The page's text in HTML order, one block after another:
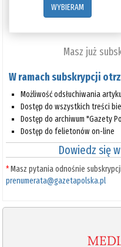
WYBIERAM
Masz już
W ramach subskrypcji
Możliwość odsłuchiwania
Dostęp do wszystkich treści
Dostęp do archiwum "Gazety
Dostęp do felietonów on-line
Dowiedz się
*Masz pytania odnośnie
prenumerata@gazetapolska.pl